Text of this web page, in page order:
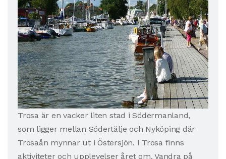
Trosa är en vacker liten stad i Södermanland,
som ligger mellan Södertälje och Nyköping där
Trosaån mynnar ut i Östersjön. I Trosa finns
aktiviteter och upplevelser året om. Vandra på